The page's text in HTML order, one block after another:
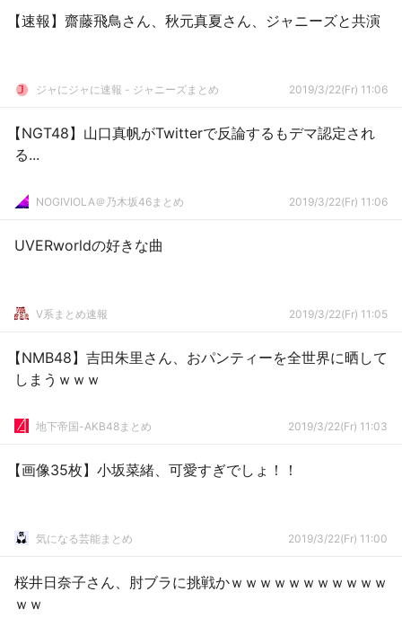
【速報】齋藤飛鳥さん、秋元真夏さん、ジャニーズと共演
ジャにジャに速報 - ジャニーズまとめ 2019/3/22(Fr) 11:06
【NGT48】山口真帆がTwitterで反論するもデマ認定され
る...
NOGIVIOLA＠乃木坂46まとめ 2019/3/22(Fr) 11:06
UVERworldの好きな曲
V系まとめ速報 2019/3/22(Fr) 11:05
【NMB48】吉田朱里さん、おパンティーを全世界に晒して
しまうｗｗｗ
地下帝国-AKB48まとめ 2019/3/22(Fr) 11:03
【画像35枚】小坂菜緒、可愛すぎでしょ！！
気になる芸能まとめ 2019/3/22(Fr) 11:00
桜井日奈子さん、肘ブラに挑戦かｗｗｗｗｗｗｗｗｗｗｗ
ｗｗ